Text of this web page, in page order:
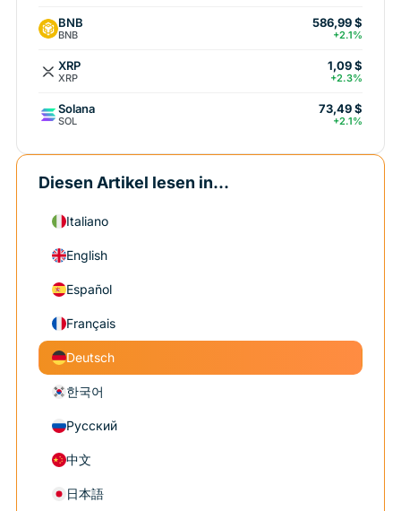
BNB
BNB
586,99 $
+2.1%
XRP
XRP
1,09 $
+2.3%
Solana
SOL
73,49 $
+2.1%
Diesen Artikel lesen in...
Italiano
English
Español
Français
Deutsch
한국어
Русский
中文
日本語